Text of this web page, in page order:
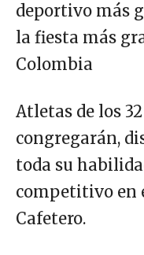
deportivo más
la fiesta más
Colombia
Atletas de los
congregarán,
toda su
competitivo en
Cafetero.